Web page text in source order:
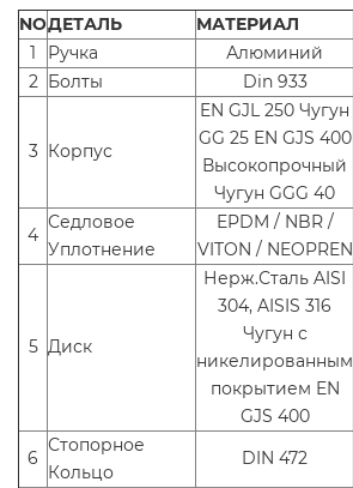
NOДЕТАЛЬ
МАТЕРИАЛ
1
Ручка
Алюминий
2 Болты Din 933
3 Корпус
EN GJL 250 Чугун
GG 25 EN GJS 400
Высокопрочный
Чугун GGG 40
4
Седловое
Уплотнение
EPDM / NBR /
VITON / NEOPREN
5 Диск
Нерж.Сталь AISI
304, AISIS 316
Чугун с
никелированным
покрытием EN
GJS 400
6
Стопорное
Кольцо
DIN 472